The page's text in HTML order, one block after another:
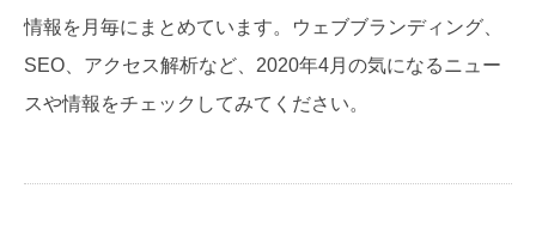
情報を月毎にまとめています。ウェブブランディング、
SEO、アクセス解析など、2020年4月の気になるニュー
スや情報をチェックしてみてください。